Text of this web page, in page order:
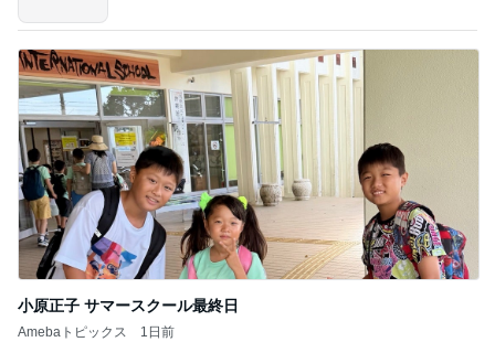
小原正子 サマースクール最終日
Amebaトピックス 1日前